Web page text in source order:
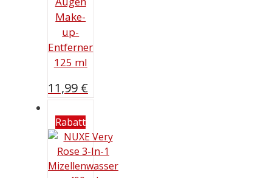
Make-
up-
Entferner
125 ml
11,99 €
Rabatt